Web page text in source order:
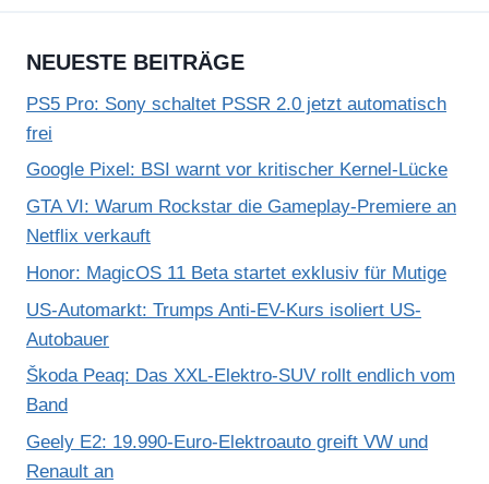
NEUESTE BEITRÄGE
PS5 Pro: Sony schaltet PSSR 2.0 jetzt automatisch
frei
Google Pixel: BSI warnt vor kritischer Kernel-Lücke
GTA VI: Warum Rockstar die Gameplay-Premiere an
Netflix verkauft
Honor: MagicOS 11 Beta startet exklusiv für Mutige
US-Automarkt: Trumps Anti-EV-Kurs isoliert US-
Autobauer
Škoda Peaq: Das XXL-Elektro-SUV rollt endlich vom
Band
Geely E2: 19.990-Euro-Elektroauto greift VW und
Renault an